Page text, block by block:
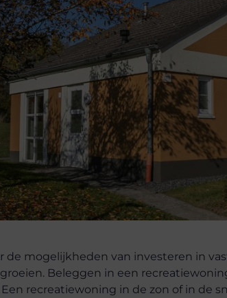
de mogelijkheden van investeren in
Beleggen in een
recreatiewoning in de zon of in de